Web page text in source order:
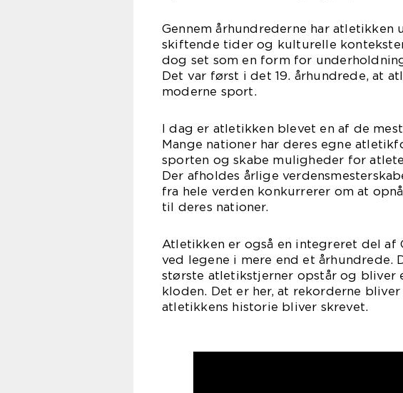
Gennem århundrederne har
skiftende tider og kulturelle
dog set som en form for
Det var først i det 19. århundrede, at
moderne sport.
I dag er atletikken blevet en af de
Mange nationer har deres egne
sporten og skabe muligheder for
Der afholdes årlige
fra hele verden konkurrerer om at
til deres nationer.
Atletikken er også en integreret del
ved legene i mere end et århundrede.
største atletikstjerner opstår og bliver
kloden. Det er her, at rekorderne
atletikkens historie bliver skrevet.